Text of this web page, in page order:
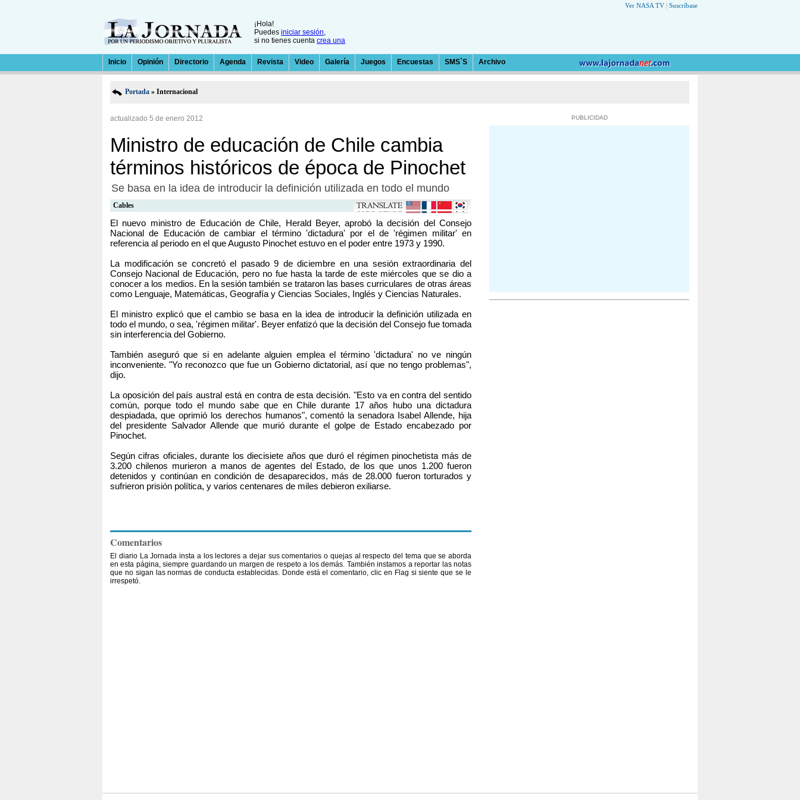
Ver NASA TV | Suscríbase
¡Hola!
Puedes iniciar sesión,
si no tienes cuenta crea una
Inicio Opinión Directorio Agenda Revista Video Galería Juegos Encuestas SMS`S Archivo
PUBLICIDAD
Portada » Internacional
actualizado 5 de enero 2012
Ministro de educación de Chile cambia
términos históricos de época de Pinochet
Se basa en la idea de introducir la definición utilizada en todo el mundo
Cables
El nuevo ministro de Educación de Chile, Herald Beyer, aprobó la decisión del Consejo
Nacional de Educación de cambiar el término 'dictadura' por el de 'régimen militar' en
referencia al periodo en el que Augusto Pinochet estuvo en el poder entre 1973 y 1990.
La modificación se concretó el pasado 9 de diciembre en una sesión extraordinaria del
Consejo Nacional de Educación, pero no fue hasta la tarde de este miércoles que se dio a
conocer a los medios. En la sesión también se trataron las bases curriculares de otras áreas
como Lenguaje, Matemáticas, Geografía y Ciencias Sociales, Inglés y Ciencias Naturales.
El ministro explicó que el cambio se basa en la idea de introducir la definición utilizada en
todo el mundo, o sea, 'régimen militar'. Beyer enfatizó que la decisión del Consejo fue tomada
sin interferencia del Gobierno.
También aseguró que si en adelante alguien emplea el término 'dictadura' no ve ningún
inconveniente. "Yo reconozco que fue un Gobierno dictatorial, así que no tengo problemas",
dijo.
La oposición del país austral está en contra de esta decisión. "Esto va en contra del sentido
común, porque todo el mundo sabe que en Chile durante 17 años hubo una dictadura
despiadada, que oprimió los derechos humanos", comentó la senadora Isabel Allende, hija
del presidente Salvador Allende que murió durante el golpe de Estado encabezado por
Pinochet.
Según cifras oficiales, durante los diecisiete años que duró el régimen pinochetista más de
3.200 chilenos murieron a manos de agentes del Estado, de los que unos 1.200 fueron
detenidos y continúan en condición de desaparecidos, más de 28.000 fueron torturados y
sufrieron prisión política, y varios centenares de miles debieron exiliarse.
Comentarios
El diario La Jornada insta a los lectores a dejar sus comentarios o quejas al respecto del tema que se aborda
en esta página, siempre guardando un margen de respeto a los demás. También instamos a reportar las notas
que no sigan las normas de conducta establecidas. Donde está el comentario, clic en Flag si siente que se le
irrespetó.